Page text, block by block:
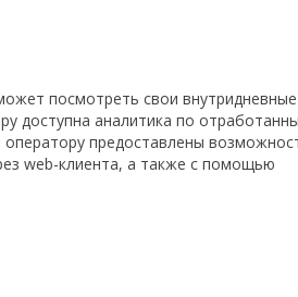
посмотреть свои внутридневные
доступна аналитика по
предоставлены
web-клиента, а также с помощью